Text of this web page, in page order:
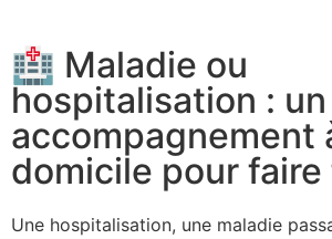
🏥 Maladie ou
hospitalisation : un
accompagnement
domicile pour faire
Une hospitalisation, une maladie